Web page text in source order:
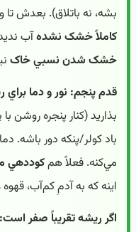
بشه، نه باتلاق). بعدش تا
کاملاً خشک نشدهآب
خشک شدن نسبي خاک
قدم پنجم: نور و دما براي
بذاريد (کنار پنجره روشن
مي‌کنه. فعلاً همکوددهي
اينه که به آدمِ کم‌آب،
اگر ريشه تقريباً صفر